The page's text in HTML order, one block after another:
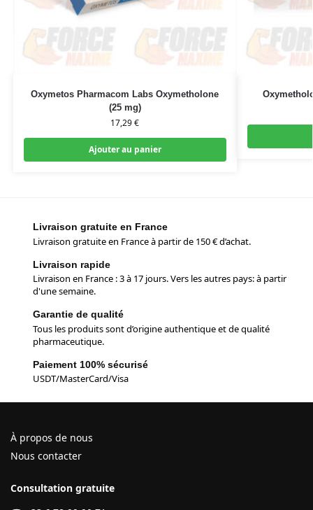
Oxymetos Pharmacom Labs Oxymetholone
(25 mg)
17,29€
Ajouter au panier
Livraison gratuite en France
Livraison gratuite en France à partir de 150 € d’achat.
Livraison rapide
Livraison en France : 3 à 17 jours. Vers les autres pays: à partir
d'une semaine.
Garantie de qualité
Tous les produits sont d’origine authentique et de qualité
pharmaceutique.
Paiement 100% sécurisé
USDT/MasterCard/Visa
À propos de nous
Nous contacter
Consultation gratuite